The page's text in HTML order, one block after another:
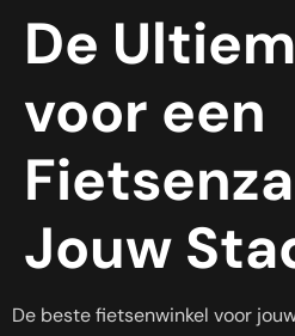
De
voor een
Jouw
De beste fietsenwinkel voor